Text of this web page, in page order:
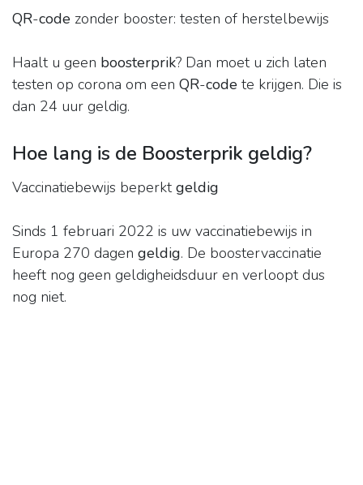
QR-code zonder booster: testen of herstelbewijs
Haalt u geen boosterprik? Dan moet u zich laten
testen op corona om een QR-code te krijgen. Die is
dan 24 uur geldig.
Hoe lang is de Boosterprik geldig?
Vaccinatiebewijs beperktgeldig
Sinds 1 februari 2022 is uw vaccinatiebewijs in
Europa 270 dagen geldig. De boostervaccinatie
heeft nog geen geldigheidsduur en verloopt dus
nog niet.